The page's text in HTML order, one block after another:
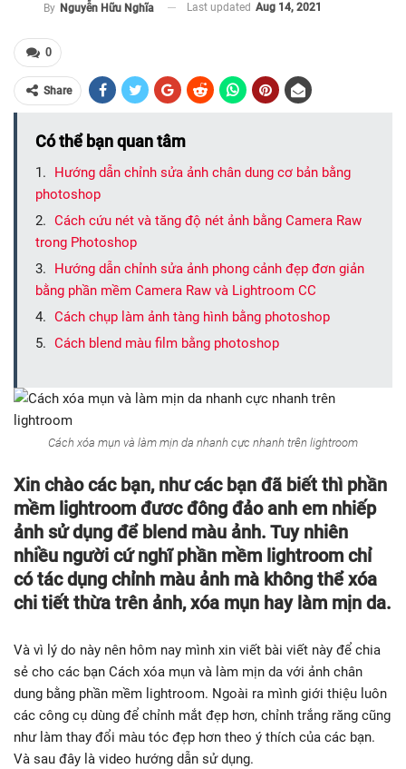
By Nguyễn Hữu Nghĩa Last updated Aug 14, 2021
0
Share
Có thể bạn quan tâm
Hướng dẫn chỉnh sửa ảnh chân dung cơ bản bằng
photoshop
Cách cứu nét và tăng độ nét ảnh bằng Camera Raw
trong Photoshop
Hướng dẫn chỉnh sửa ảnh phong cảnh đẹp đơn giản
bằng phần mềm Camera Raw và Lightroom CC
Cách chụp làm ảnh tàng hình bằng photoshop
Cách blend màu film bằng photoshop
Cách xóa mụn và làm mịn da nhanh cực nhanh trên lightroom
Xin chào các bạn, như các bạn đã biết thì phần
mềm lightroom đươc đông đảo anh em nhiếp
ảnh sử dụng để blend màu ảnh. Tuy nhiên
nhiều người cứ nghĩ phần mềm lightroom chỉ
có tác dụng chỉnh màu ảnh mà không thể xóa
chi tiết thừa trên ảnh, xóa mụn hay làm mịn da.
Và vì lý do này nên hôm nay mình xin viết bài viết này để chia
sẻ cho các bạn Cách xóa mụn và làm mịn da với ảnh chân
dung bằng phần mềm lightroom. Ngoài ra mình giới thiệu luôn
các công cụ dùng để chỉnh mắt đẹp hơn, chỉnh trắng răng cũng
như làm thay đổi màu tóc đẹp hơn theo ý thích của các bạn.
Và sau đây là video hướng dẫn sử dụng.